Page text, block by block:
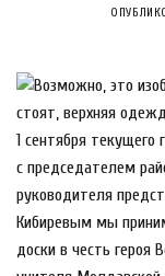
1 сентября текущего
с председателем
руководителя
Кибиревым мы
доски в честь героя